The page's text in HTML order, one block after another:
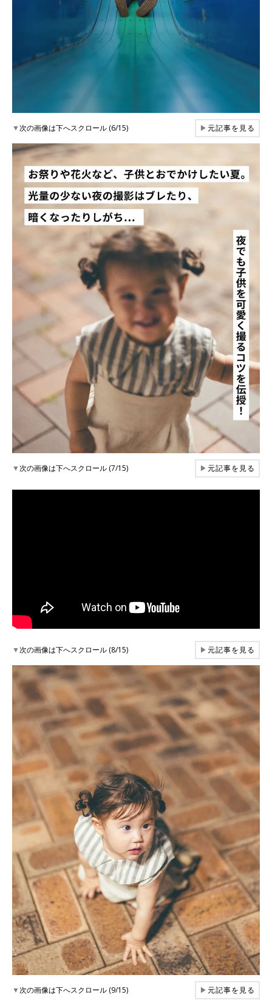
▼次の画像は下へスクロール (6/15) ▶元記事を見る
▼次の画像は下へスクロール (7/15) ▶元記事を見る
▼次の画像は下へスクロール (8/15) ▶元記事を見る
▼次の画像は下へスクロール (9/15) ▶元記事を見る